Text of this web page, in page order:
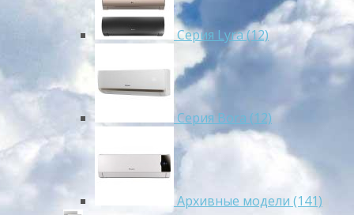
Серия Lyra (12)
Серия Bora (12)
Архивные модели (141)